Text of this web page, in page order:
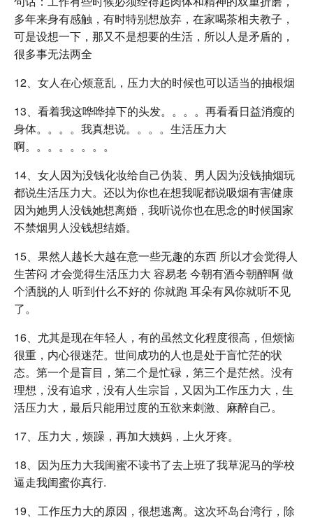
多年来身有感触，有时特别想放弃，在家喝茶相夫教子，
可是设想一下，那又不是想要的生活，所以人是矛盾的，
很多事无法两全
12、女人在心烦意乱，压力大的时候也可以适当的抽根烟
13、看着我这哗哗掉下的头发。。。。再看看日益消瘦的
身体。。。。我真想说。。。。生活压力大
啊。。。。。。。。
14、女人因为没钱化妆给自己伪装、男人因为没钱抽烟玩
都说生活压力大。还以为你也在想我呢都说吸烟有害健康
因为她男人没钱她想离婚，我听说你也在思念的时候国家
不禁烟男人没钱想结婚。
15、果然人越长大越在意一些无趣的东西 所以才会觉得人
生苦闷 才会觉得生活压力大 容易老 今朝有酒今朝醉啊 做
个洒脱的人 听到什么不好的 你就跑 耳朵有风你就听不见
了。
16、尤其是现在年轻人，有的虽然文化程度很高，但烦恼
很重，内心很迷茫。世间成功的人也是处于盲忙茫的状
态。第一个是盲目，第二个是忙碌，第三个是茫然。没有
理想，没有追求，没有人生宗旨，又因为工作压力大，生
活压力大，最后只能用过度的五欲来刺激、麻醉自己。
17、压力大，烦躁，再加大姨妈，上火牙疼。
18、因为压力大我闺蜜不读书了去上班了我草泥马的学校
逼走我闺蜜你真行.
19、工作压力大的原因，很想逃离。这次环岛台湾行，除